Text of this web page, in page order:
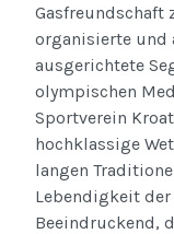
Gasfreundschaft
organisierte
ausgerichtete
olympischen
Sportverein
hochklassige
langen
Lebendigkeit
Beeindruckend,